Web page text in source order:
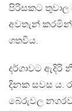
පිරිසකට
අවතැන් කරමින්
ගතවිය.
දර්ගාවට ඇදිරි
දිනක සවස ය.
බේරුවල